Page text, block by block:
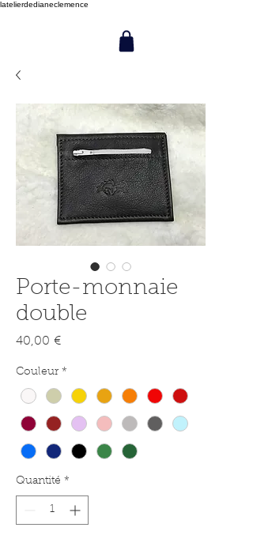
latelierdedianeclemence
Porte-monnaie
double
40,00 €Prix
Couleur *
Quantité *